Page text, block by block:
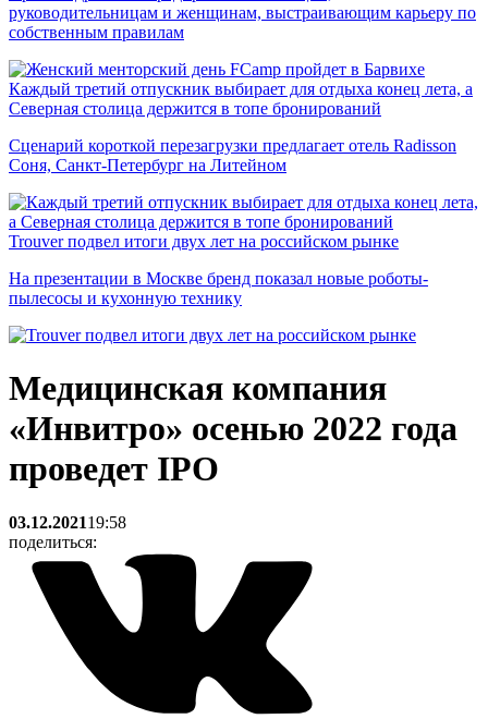
руководительницам и женщинам, выстраивающим карьеру по
собственным правилам
Каждый третий отпускник выбирает для отдыха конец лета, а
Северная столица держится в топе бронирований
Сценарий короткой перезагрузки предлагает отель Radisson
Соня, Санкт-Петербург на Литейном
Trouver подвел итоги двух лет на российском рынке
На презентации в Москве бренд показал новые роботы-
пылесосы и кухонную технику
Медицинская компания
«Инвитро» осенью 2022 года
проведет IPO
03.12.202119:58
поделиться: